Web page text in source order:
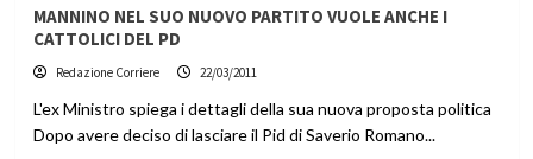
MANNINO NEL SUO NUOVO PARTITO VUOLE ANCHE I
CATTOLICI DEL PD
Redazione Corriere 22/03/2011
L'ex Ministro spiega i dettagli della sua nuova proposta politica
Dopo avere deciso di lasciare il Pid di Saverio Romano...